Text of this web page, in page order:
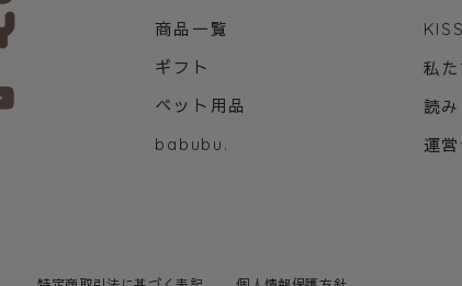
商品一覧
ギフト
ペット用品
babubu.
私
読
運